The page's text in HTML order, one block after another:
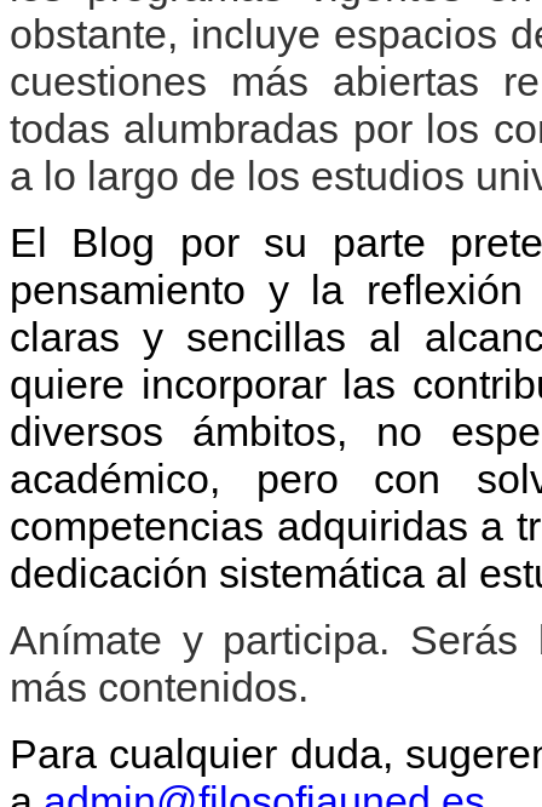
obstante, incluye espacios
cuestiones más abiertas
todas alumbradas por los
a lo largo de los estudios
El Blog por su parte
pensamiento y la reflexión
claras y sencillas al
quiere incorporar las
diversos ámbitos, no
académico, pero con
competencias adquiridas a
dedicación sistemática al
Anímate y participa.
más contenidos.
Para cualquier duda,